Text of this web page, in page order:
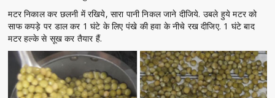
मटर निकाल कर छलनी में रखिये, सारा पानी निकल जाने दीजिये. उबले हुये मटर को
साफ कपड़े पर डाल कर 1 घंटे के लिए पंखे की हवा के नीचे रख दीजिए. 1 घंटे बाद
मटर हल्के से सूख कर तैयार हैं.